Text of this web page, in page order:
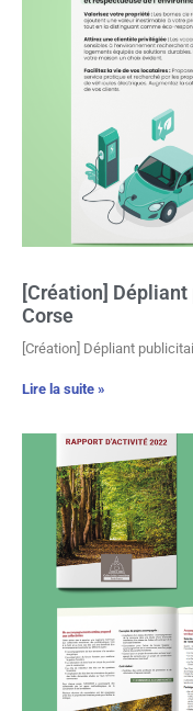
[Création]
Corse
[Création] Dépliant
Lire la suite »